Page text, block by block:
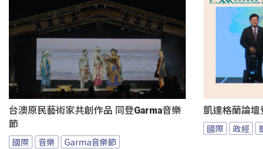
台澳原民藝術家共創作品 同登Garma音樂
節
國際 音樂
Garma音樂節
凱達格蘭論壇
國際 政經